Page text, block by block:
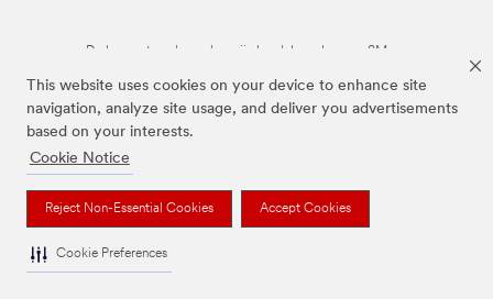
This website uses cookies on your device to enhance site
navigation, analyze site usage, and deliver you advertisements
based on your interests.
Cookie Notice
Reject Non-Essential Cookies Accept Cookies
Cookie Preferences
De bovenstaande merken zijn handelsmerken van 3M.we